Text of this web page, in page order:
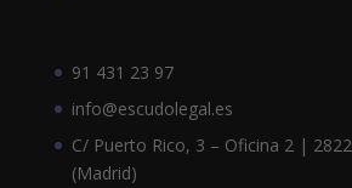
91 431 23 97
info@escudolegal.es
C/ Puerto Rico, 3 – Oficina 2 |
(Madrid)